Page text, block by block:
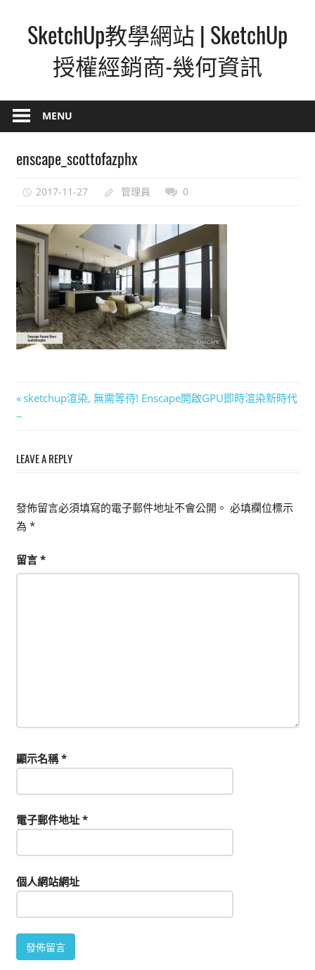
contentSketchUp教學網站 | SketchUp
授權經銷商-幾何資訊
–
最
覺
方
式,
人
都
能
上
3D
MENU
enscape_scottofazphx
2017-11-27 管理員 0
文
導
Previous
sketchup渲染, 無需等待! Enscape開啟GPU即時渲染新時代
~
LEAVE A REPLY
發佈留言必須填寫的電子郵件地址不會公開。 必填欄位標示
為 *
留言 *
顯示名稱*
電子郵件地址 *
個人網站網址